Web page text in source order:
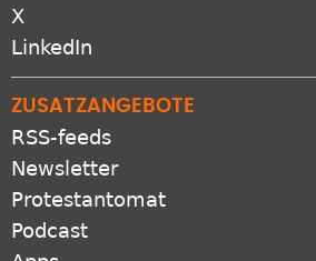
X
LinkedIn
ZUSATZANGEBOTE
RSS-feeds
Newsletter
Protestantomat
Podcast